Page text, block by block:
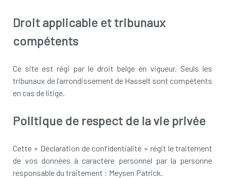
Droit applicable et tribunaux
compétents
Ce site est régi par le droit belge en vigueur. Seuls les
tribunaux de l’arrondissement de Hasselt sont compétents
en cas de litige.
Politique de respect de la vie privée
Cette « Déclaration de confidentialité » régit le traitement
de vos données à caractère personnel par la personne
responsable du traitement : Meysen Patrick.